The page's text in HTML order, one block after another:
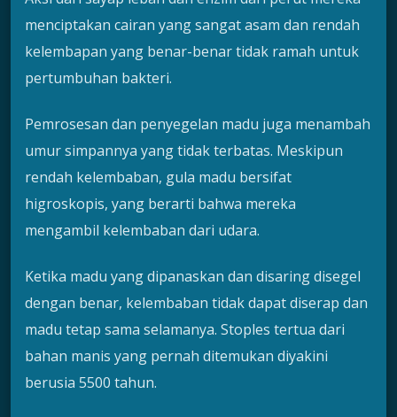
menciptakan cairan yang sangat asam dan rendah
kelembapan yang benar-benar tidak ramah untuk
pertumbuhan bakteri.
Pemrosesan dan penyegelan madu juga menambah
umur simpannya yang tidak terbatas. Meskipun
rendah kelembaban, gula madu bersifat
higroskopis, yang berarti bahwa mereka
mengambil kelembaban dari udara.
Ketika madu yang dipanaskan dan disaring disegel
dengan benar, kelembaban tidak dapat diserap dan
madu tetap sama selamanya. Stoples tertua dari
bahan manis yang pernah ditemukan diyakini
berusia 5500 tahun.